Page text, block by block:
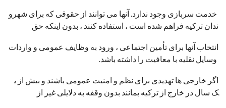
خدمت سربازی وجود ندارد. آنها می توانند از حقوقی که برای شهرو
ندان ترکیه فراهم شده است ، استفاده کنند ، بدون اینکه حق
انتخاب آنها برای تأمین اجتماعی ، ورود به وظایف عمومی و واردات
وسایل نقلیه با معافیت را داشته باشد.
اگر خارجی ها تهدیدی برای نظم و امنیت عمومی باشند و بیش از ی
ک سال در خارج از ترکیه بمانند بدون وقفه به دلایلی غیر از